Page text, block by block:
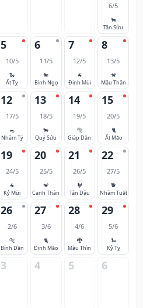
6/5
🐂
Tân Sửu
5
10/5
🐍
Ất Tỵ
6
11/5
🐎
Bính Ngọ
7
12/5
🐐
Đinh Mùi
8
13/5
🐒
Mậu Thân
12
17/5
🐀
Nhâm Tý
13
18/5
🐂
Quý Sửu
14
19/5
🐅
Giáp Dần
15
20/5
🐈
Ất Mão
19
24/5
🐐
Kỷ Mùi
20
25/5
🐒
Canh Thân
21
26/5
🐓
Tân Dậu
22
27/5
🐕
Nhâm Tuất
26
2/6
🐅
Bính Dần
27
3/6
🐈
Đinh Mão
28
4/6
🐉
Mậu Thìn
29
5/6
🐍
Kỷ Tỵ
3 4 5 6